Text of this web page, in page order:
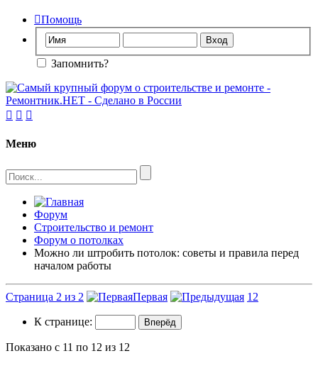
Помощь
Запомнить?
  
Меню
Форум
Строительство и ремонт
Форум о потолках
Можно ли штробить потолок: советы и правила перед
началом работы
Страница 2 из 2 Первая 1 2
К странице:
Показано с 11 по 12 из 12